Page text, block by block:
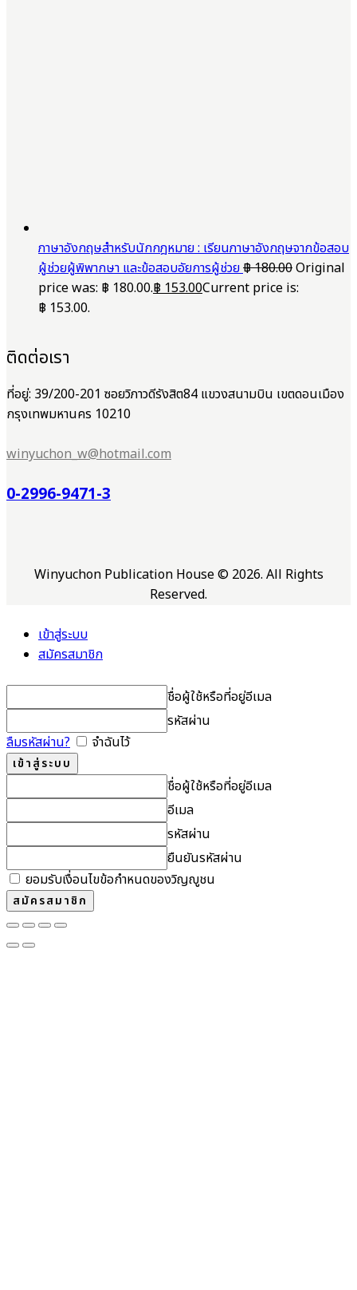
ภาษาอังกฤษสำหรับนักกฎหมาย : เรียนภาษาอังกฤษจากข้อสอบ
ผู้ช่วยผู้พิพากษา และข้อสอบอัยการผู้ช่วย฿180.00Original
price was: ฿ 180.00.฿ 153.00Current price is:
฿ 153.00.
ติดต่อเรา
ที่อยู่: 39/200-201 ซอยวิภาวดีรังสิต84 แขวงสนามบิน เขตดอนเมือง
กรุงเทพมหานคร 10210
winyuchon_w@hotmail.com
0-2996-9471-3
Winyuchon Publication House © 2026. All Rights
Reserved.
เข้าสู่ระบบ
สมัครสมาชิก
ชื่อผู้ใช้หรือที่อยู่อีเมล
รหัสผ่าน
ลืมรหัสผ่าน?
จำฉันไว้
ชื่อผู้ใช้หรือที่อยู่อีเมล
อีเมล
รหัสผ่าน
ยืนยันรหัสผ่าน
ยอมรับเงื่อนไขข้อกำหนดของวิญญูชน